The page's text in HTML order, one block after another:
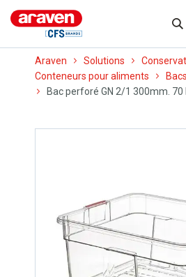
Araven Solutions
Conteneurs pour aliments
Bac perforé GN 2/1 300mm. 70